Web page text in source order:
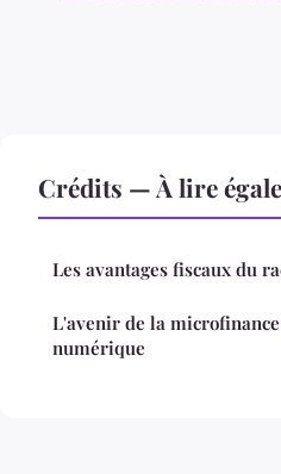
Crédits — À lire
Les avantages fiscaux du
L'avenir de la
numérique